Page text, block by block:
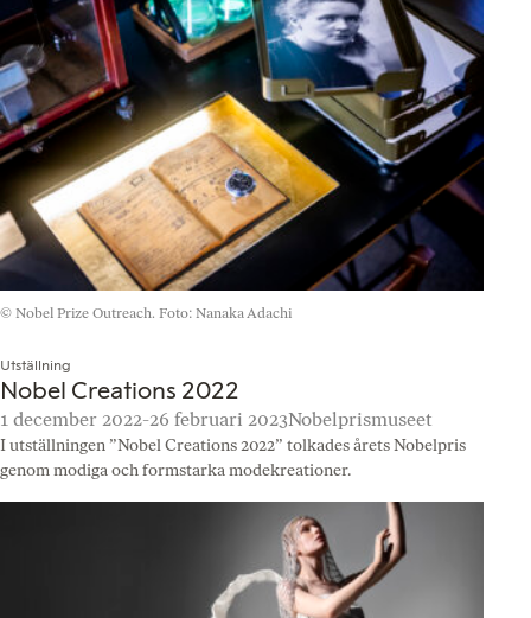
© Nobel Prize Outreach. Foto: Nanaka Adachi
Utställning
Nobel Creations 2022
1 december 2022-26 februari 2023Nobelprismuseet
I utställningen ”Nobel Creations 2022” tolkades årets Nobelpris
genom modiga och formstarka modekreationer.